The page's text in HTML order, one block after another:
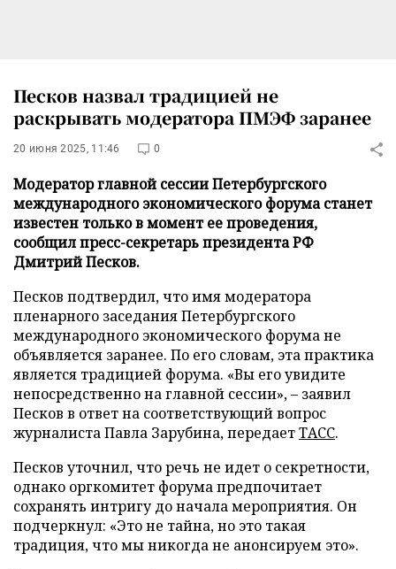
Песков назвал традицией не
раскрывать модератора ПМЭФ заранее
20 июня 2025, 11:46 0
Модератор главной сессии Петербургского
международного экономического форума станет
известен только в момент ее проведения,
сообщил пресс-секретарь президента РФ
Дмитрий Песков.
Песков подтвердил, что имя модератора
пленарного заседания Петербургского
международного экономического форума не
объявляется заранее. По его словам, эта практика
является традицией форума. «Вы его увидите
непосредственно на главной сессии», – заявил
Песков в ответ на соответствующий вопрос
журналиста Павла Зарубина, передаетТАСС.
Песков уточнил, что речь не идет о секретности,
однако оргкомитет форума предпочитает
сохранять интригу до начала мероприятия. Он
подчеркнул: «Это не тайна, но это такая
традиция, что мы никогда не анонсируем это».